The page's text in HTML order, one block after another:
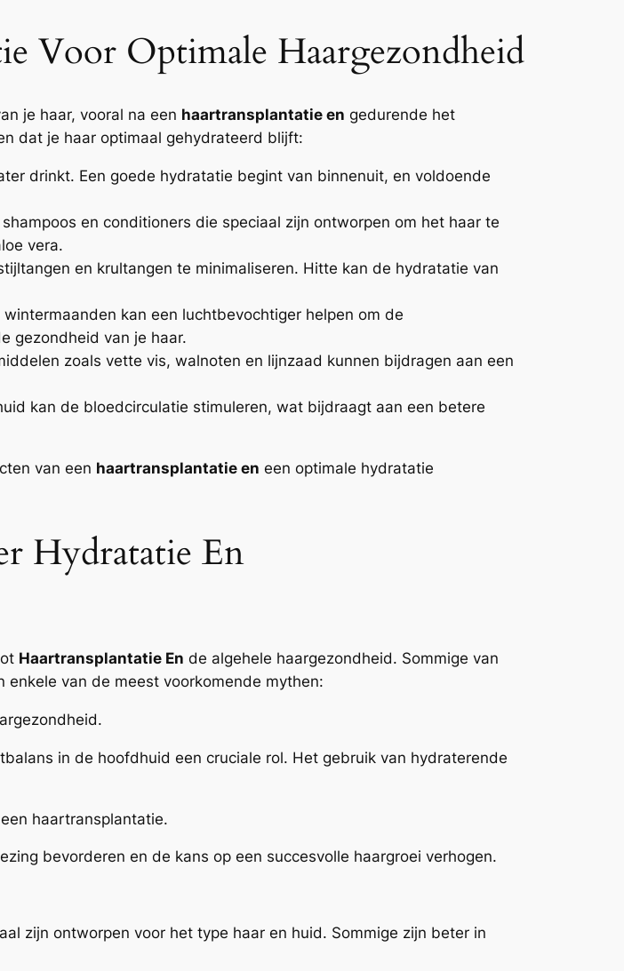
Voor Optimale Haargezondheid
je haar, vooral na een haartransplantatie en gedurende het
dat je haar optimaal gehydrateerd blijft:
drinkt. Een goede hydratatie begint van binnenuit, en voldoende
en conditioners die speciaal zijn ontworpen om het haar te
vera.
en krultangen te minimaliseren. Hitte kan de hydratatie van
kan een luchtbevochtiger helpen om de
gezondheid van je haar.
zoals vette vis, walnoten en lijnzaad kunnen bijdragen aan een
kan de bloedcirculatie stimuleren, wat bijdraagt aan een betere
van een haartransplantatie en een optimale hydratatie
Hydratatie En
Haartransplantatie En de algehele haargezondheid. Sommige van
van de meest voorkomende mythen:
in de hoofdhuid een cruciale rol. Het gebruik van hydraterende
haartransplantatie.
bevorderen en de kans op een succesvolle haargroei verhogen.
zijn ontworpen voor het type haar en huid. Sommige zijn beter in